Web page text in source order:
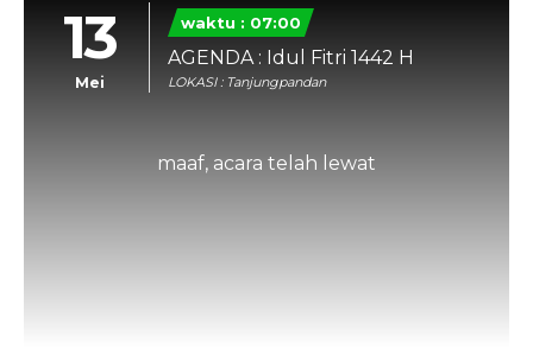
13
Mei
waktu : 07:00
AGENDA : Idul Fitri 1442 H
LOKASI : Tanjungpandan
maaf, acara telah lewat